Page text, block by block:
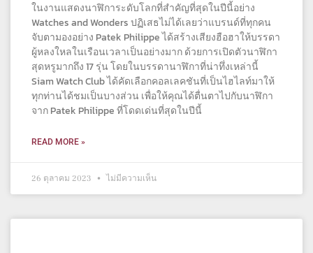
ในงานแสดงนาฬิการะดับโลกที่สำคัญที่สุดในปีนี้อย่าง
Watches and Wonders ปฏิเสธไม่ได้เลยว่าแบรนด์ที่ทุกคน
จับตามองอย่าง Patek Philippe ได้สร้างเสียงฮือฮาให้บรรดา
ผู้หลงใหลในเรือนเวลาเป็นอย่างมาก ด้วยการเปิดตัวนาฬิกา
สุดหรูมากถึง 17 รุ่น โดยในบรรดานาฬิกาที่น่าทึ่งเหล่านี้
Siam Watch Club ได้คัดเลือกคอลเลคชันที่เป็นไฮไลท์มาให้
ทุกท่านได้ชมเป็นบางส่วน เพื่อให้คุณได้ตื่นตาไปกับนาฬิกา
จาก Patek Philippe ที่โดดเด่นที่สุดในปีนี้
READ MORE »
26 ตุลาคม 2023 ไม่มีความเห็น